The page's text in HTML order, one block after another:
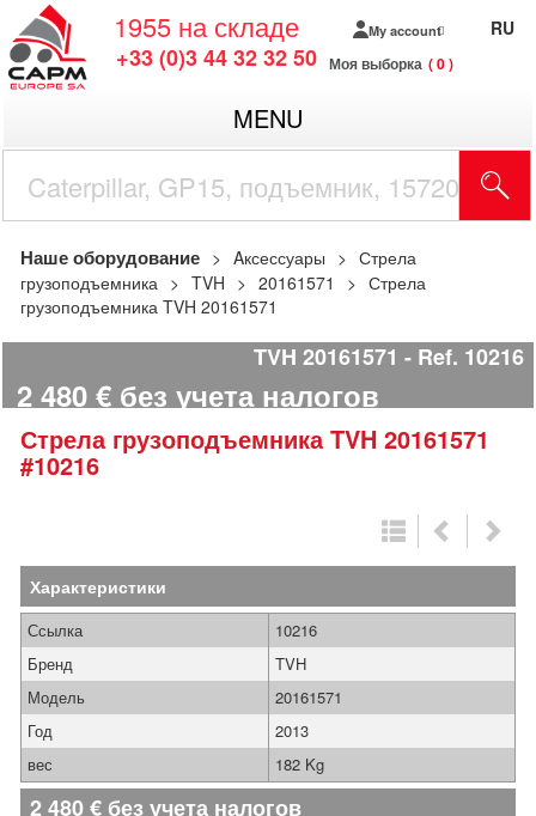
1955 на складе
+33 (0)3 44 32 32 50
My account
Моя выборка 0
RU
MENU
Наше оборудование Aксессуары
Стрела
грузоподъемника
TVH 20161571
Стрела
грузоподъемника TVH 20161571
TVH 20161571 Ref. 10216
2 480 € без учета налогов
Стрела грузоподъемникаTVH 20161571
#10216
Характеристики
Ссылка
10216
Бренд
TVH
Модель
20161571
Год
2013
вес
182 Kg
2 480€ без учета налогов